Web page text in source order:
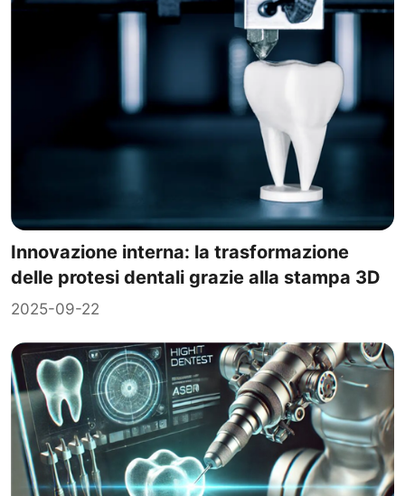
Innovazione interna: la trasformazione
delle protesi dentali grazie alla stampa 3D
2025-09-22